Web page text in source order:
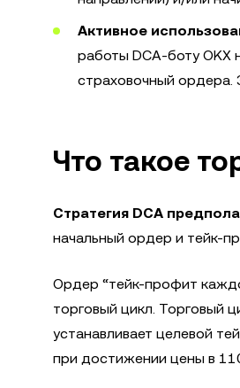
Активное
работы DCA-боту OKX
страховочный ордера.
Что такое
Стратегия DCA
начальный ордер и тейк-
Ордер “тейк-профит
торговый цикл. Торговый
устанавливает целевой
при достижении цены в